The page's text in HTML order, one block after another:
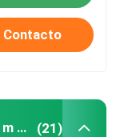
Contacto
impresora térmica portátil de 58m m mini (21)